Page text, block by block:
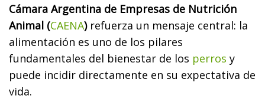
Cámara Argentina de Empresas de Nutrición
Animal (CAENA)refuerza un mensaje central: la
alimentación es uno de los pilares
fundamentales del bienestar de los perros y
puede incidir directamente en su expectativa de
vida.